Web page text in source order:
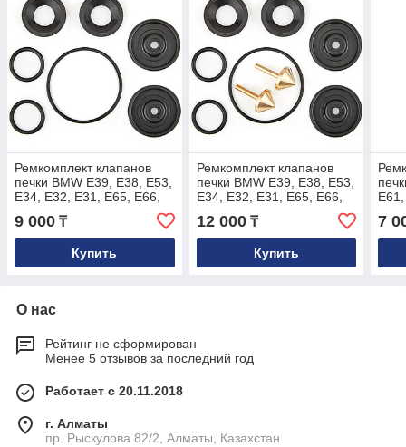
Ремкомплект клапанов
печки BMW E39, E38, E53,
E34, E32, E31, E65, E66,
E60, E61, E63, E64
9 000 ₸
Купить
Ремкомплект клапанов
печки BMW E39, E38, E53,
E34, E32, E31, E65, E66,
E60, E61, E63, E64
12 000₸
Купить
7
О нас
Рейтинг не сформирован
Менее 5 отзывов за последний год
Работает с 20.11.2018
г. Алматы
пр. Рыскулова 82/2, Алматы, Казахстан